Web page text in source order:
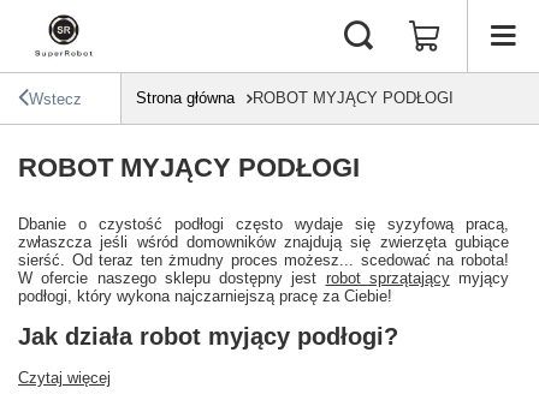
Wstecz Strona główna ROBOT MYJĄCY PODŁOGI
ROBOT MYJĄCY PODŁOGI
Dbanie o czystość podłogi często wydaje się syzyfową pracą,
zwłaszcza jeśli wśród domowników znajdują się zwierzęta gubiące
sierść. Od teraz ten żmudny proces możesz... scedować na robota!
W ofercie naszego sklepu dostępny jest robot sprzątającymyjący
podłogi, który wykona najczarniejszą pracę za Ciebie!
Jak działa robot myjący podłogi?
Czytaj więcej